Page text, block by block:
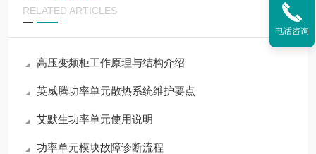
RELATED ARTICLES
高压变频柜工作原理与结构介绍
英威腾功率单元散热系统维护要点
艾默生功率单元使用说明
功率单元模块故障诊断流程
电话咨询